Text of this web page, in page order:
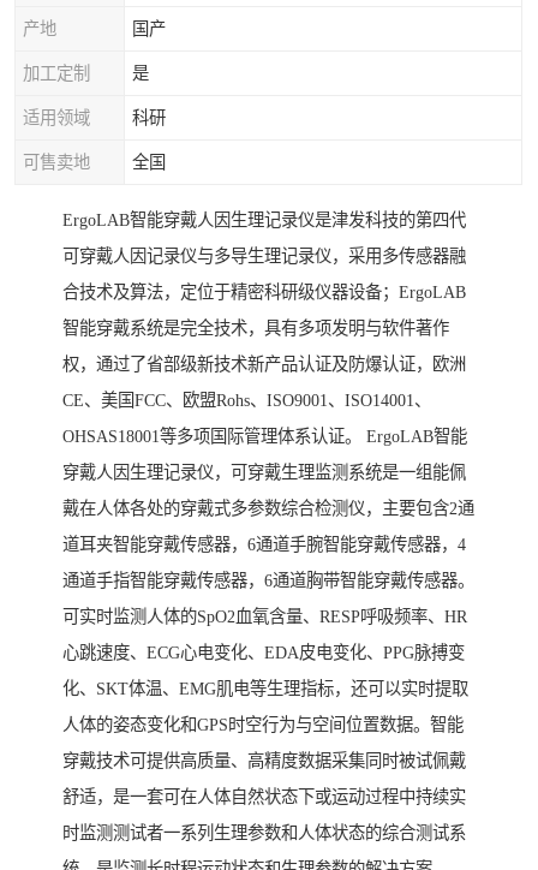
产地 国产
加工定制 是
适用领域 科研
可售卖地 全国
ErgoLAB智能穿戴人因生理记录仪是津发科技的第四代
可穿戴人因记录仪与多导生理记录仪，采用多传感器融
合技术及算法，定位于精密科研级仪器设备；ErgoLAB
智能穿戴系统是完全技术，具有多项发明与软件著作
权，通过了省部级新技术新产品认证及防爆认证，欧洲
CE、美国FCC、欧盟Rohs、ISO9001、ISO14001、
OHSAS18001等多项国际管理体系认证。 ErgoLAB智能
穿戴人因生理记录仪，可穿戴生理监测系统是一组能佩
戴在人体各处的穿戴式多参数综合检测仪，主要包含2通
道耳夹智能穿戴传感器，6通道手腕智能穿戴传感器，4
通道手指智能穿戴传感器，6通道胸带智能穿戴传感器。
可实时监测人体的SpO2血氧含量、RESP呼吸频率、HR
心跳速度、ECG心电变化、EDA皮电变化、PPG脉搏变
化、SKT体温、EMG肌电等生理指标，还可以实时提取
人体的姿态变化和GPS时空行为与空间位置数据。智能
穿戴技术可提供高质量、高精度数据采集同时被试佩戴
舒适，是一套可在人体自然状态下或运动过程中持续实
时监测测试者一系列生理参数和人体状态的综合测试系